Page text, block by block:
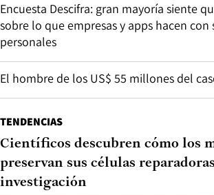
Encuesta Descifra: gran mayoría siente
sobre lo que empresas y apps hacen con
personales
El hombre de los US$ 55 millones del
TENDENCIAS
Científicos descubren cómo los
preservan sus células
investigación